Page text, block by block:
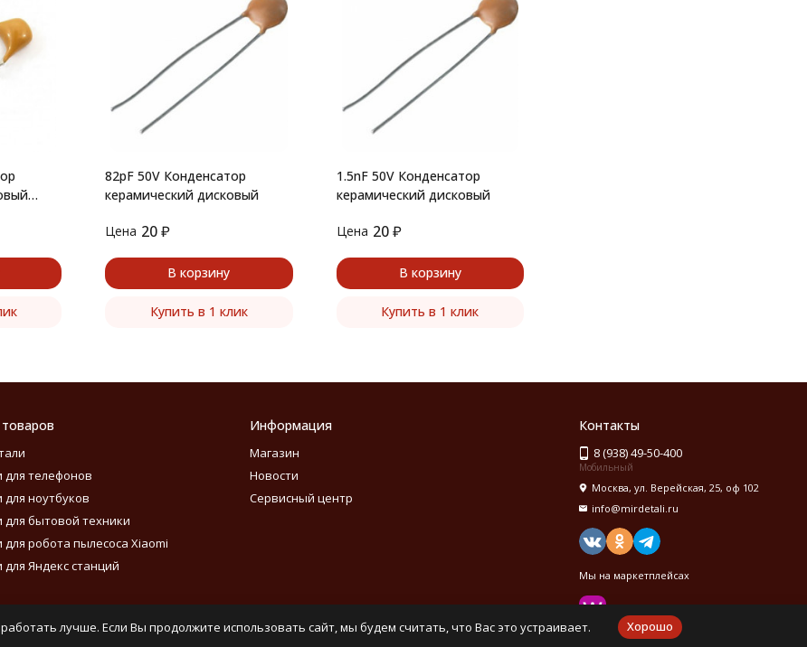
82pF 50V Конденсатор
керамический дисковый
Цена 20₽
В корзину
Купить в 1 клик
1.5nF 50V Конденсатор
керамический дисковый
Цена 20₽
В корзину
Купить в 1 клик
для телефонов
для ноутбуков
для бытовой техники
для робота пылесоса Xiaomi
для Яндекс станций
Информация
Магазин
Новости
Сервисный центр
Контакты
8 (938) 49-50-400
Мобильный
Москва, ул. Верейская, 25, оф 102
info@mirdetali.ru
Мы на маркетплейсах
лучше. Если Вы продолжите использовать сайт, мы будем считать, что Вас это устраивает. Хорошо